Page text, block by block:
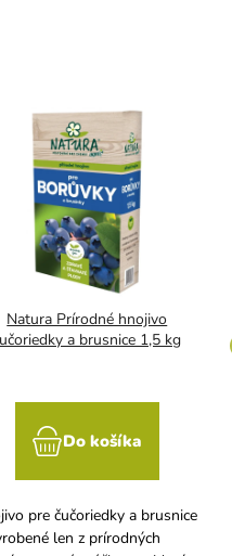
Natura Prírodné hnojivo
a brusnice 1,5 kg
Do košíka
pre čučoriedky a brusnice
len z prírodných